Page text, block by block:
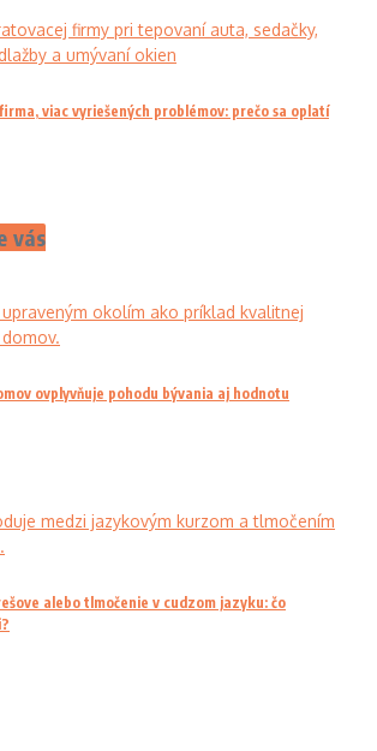
viac vyriešených problémov: prečo sa oplatí
vás
ovplyvňuje pohodu bývania aj hodnotu
alebo tlmočenie v cudzom jazyku: čo